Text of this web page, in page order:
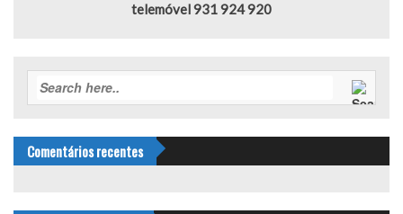
telemóvel 931 924 920
Comentários recentes